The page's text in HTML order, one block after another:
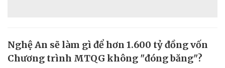
Nghệ An sẽ làm gì để hơn 1.600 tỷ đồng vốn
Chương trình MTQG không "đóng băng"?